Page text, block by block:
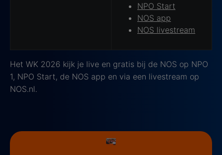
NPO Start
NOS app
NOS livestream
Het WK 2026 kijk je live en gratis bij de NOS op NPO
1, NPO Start, de NOS app en via een livestream op
NOS.nl.